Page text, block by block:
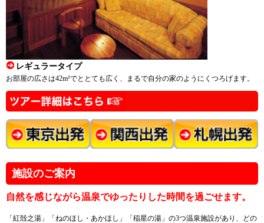
レギュラータイプ
お部屋の広さは42m²でととても広く、まるで自分の家のようにくつろげます。
施設のご案内
自然を感じながら温泉でゆったりした時間を過ごせます。
「紅殻之湯」「ねのほし・あかほし」「稲星の湯」の3つ温泉施設があり、どの